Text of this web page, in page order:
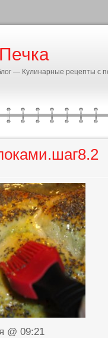
— Кулинарные рецепты с
@ 09:21